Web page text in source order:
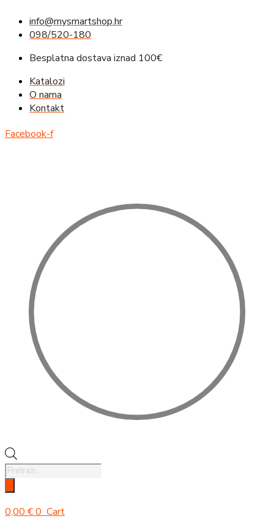
sadržaj
info@mysmartshop.hr
098/520-180
Besplatna dostava iznad 100€
Katalozi
O nama
Kontakt
Facebook-f
Products
search
0,00 €0 Cart